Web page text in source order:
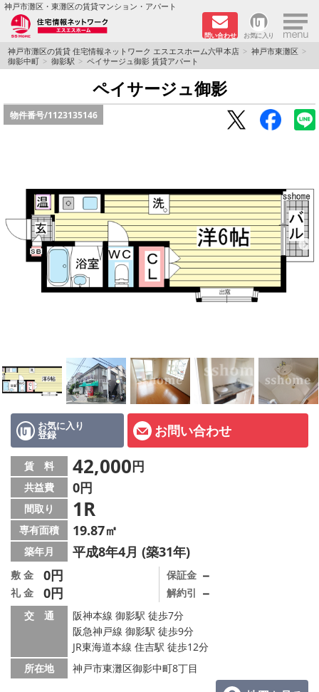
神戸市灘区・東灘区の賃貸マンション・アパート
問い合わせ お気に入り ×
TOPページ
学生さん向け物件
ペット飼育可物件
路線·駅から探す
地域から探す
地図から探す
メールでお問い合わせ
神戸市灘区の賃貸 住宅情報ネットワーク エスエスホーム六甲本店
神戸市東灘区
御影中町
御影駅 ペイサージュ御影 賃貸アパート
ペイサージュ御影
物件番号/1123135146
お気に入り
登録 お問い合わせ
賃 料 42,000円
共益費 0円
間取り 1R
専有面積 19.87㎡
築年月 平成8年4月 (築31年)
敷 金 0円
礼 金 0円
保証金 －
解約引 －
交 通
阪神本線 御影駅 徒歩7分
阪急神戸線 御影駅 徒歩9分
JR東海道本線 住吉駅 徒歩12分
所在地
神戸市東灘区御影中町8丁目